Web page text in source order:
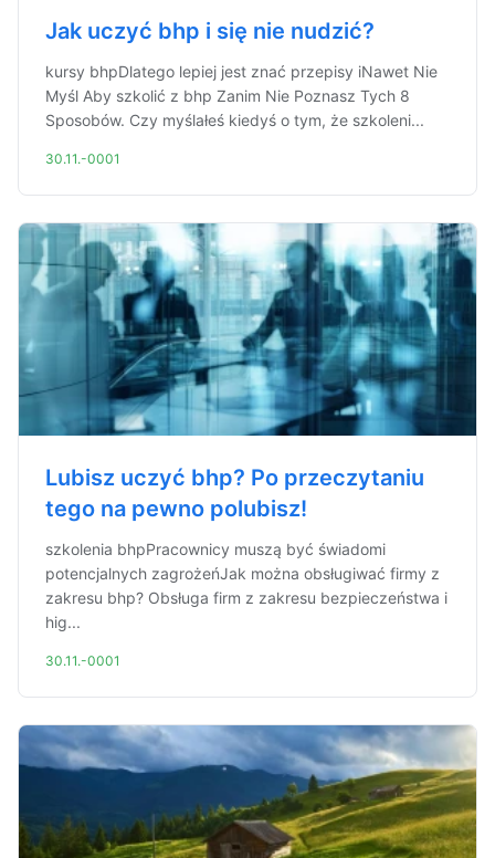
Jak uczyć bhp i się nie nudzić?
kursy bhpDlatego lepiej jest znać przepisy iNawet Nie
Myśl Aby szkolić z bhp Zanim Nie Poznasz Tych 8
Sposobów. Czy myślałeś kiedyś o tym, że szkoleni...
30.11.-0001
Lubisz uczyć bhp? Po przeczytaniu
tego na pewno polubisz!
szkolenia bhpPracownicy muszą być świadomi
potencjalnych zagrożeńJak można obsługiwać firmy z
zakresu bhp? Obsługa firm z zakresu bezpieczeństwa i
hig...
30.11.-0001